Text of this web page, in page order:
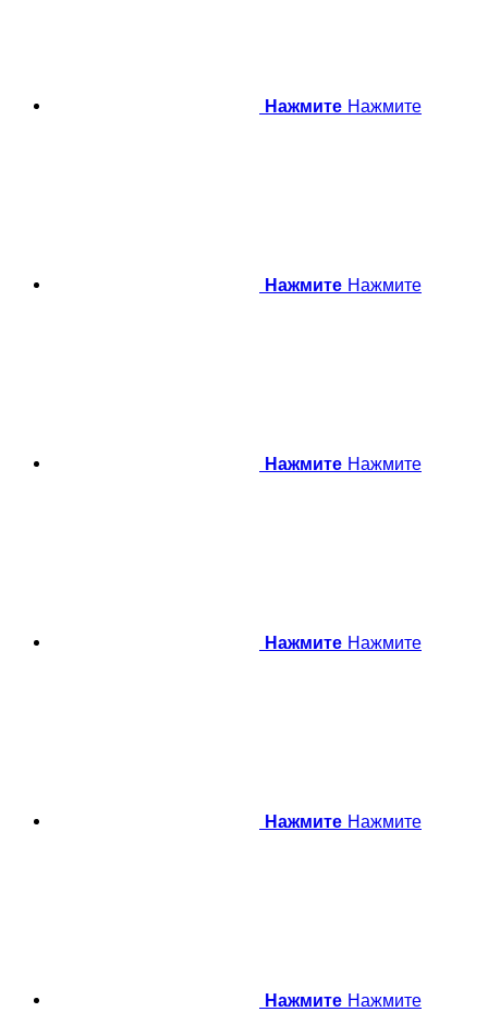
Нажмите Нажмите
Нажмите Нажмите
Нажмите Нажмите
Нажмите Нажмите
Нажмите Нажмите
Нажмите Нажмите